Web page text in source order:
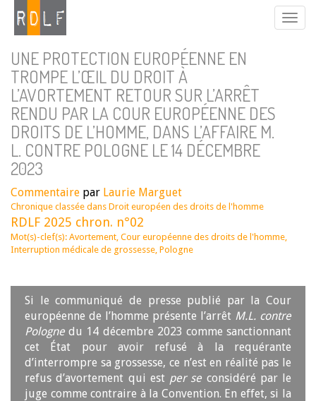
UNE PROTECTION EUROPÉENNE EN
TROMPE L’ŒIL DU DROIT À
L’AVORTEMENT RETOUR SUR L’ARRÊT
RENDU PAR LA COUR EUROPÉENNE DES
DROITS DE L’HOMME, DANS L’AFFAIRE M.
L. CONTRE POLOGNE LE 14 DÉCEMBRE
2023
Commentaire par Laurie Marguet
Chronique classée dans Droit européen des droits de l'homme
RDLF 2025 chron. n°02
Mot(s)-clef(s): Avortement, Cour européenne des droits de l'homme,
Interruption médicale de grossesse, Pologne
Si le communiqué de presse publié par la Cour
européenne de l’homme présente l’arrêt M.L. contre
Pologne du 14 décembre 2023 comme sanctionnant
cet État pour avoir refusé à la requérante
d’interrompre sa grossesse, ce n’est en réalité pas le
refus d’avortement qui est per se considéré par le
juge comme contraire à la Convention. En effet, si la